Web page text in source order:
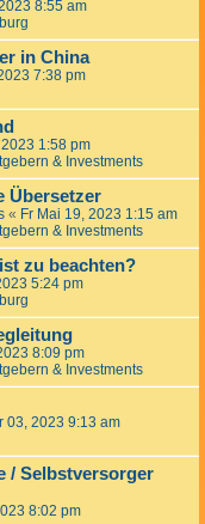
8:55 am
in China
7:38 pm
1:58 pm
& Investments
Übersetzer
« Fr Mai 19, 2023 1:15 am
& Investments
zu beachten?
5:24 pm
8:09 pm
& Investments
03, 2023 9:13 am
/ Selbstversorger
8:02 pm